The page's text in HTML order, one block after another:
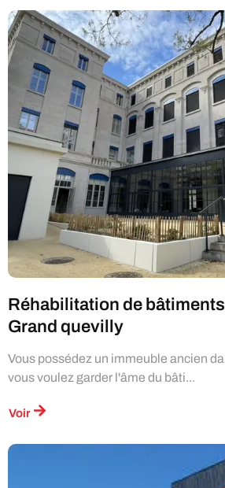
Réhabilitation de
Grand quevilly
Vous possédez un immeuble ancien
vous voulez garder l'âme du bâti...
Voir